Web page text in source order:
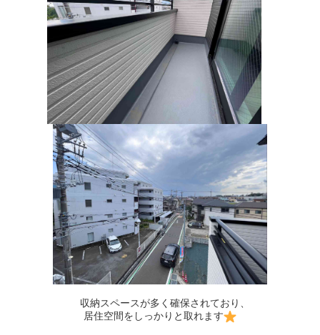
収納スペースが多く確保されており、
居住空間をしっかりと取れます